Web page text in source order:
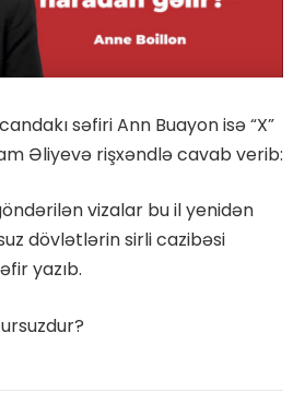
səfiri Ann Buayon isə “X”
Əliyevə rişxəndlə cavab verib:
vizalar bu il yenidən
dövlətlərin sirli cazibəsi
yazıb.